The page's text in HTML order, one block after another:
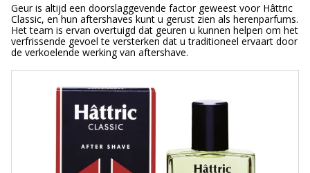
Geur is altijd een doorslaggevende factor geweest voor Hâttric
Classic, en hun aftershaves kunt u gerust zien als herenparfums.
Het team is ervan overtuigd dat geuren u kunnen helpen om het
verfrissende gevoel te versterken dat u traditioneel ervaart door
de verkoelende werking van aftershave.